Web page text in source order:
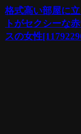
格式高い部屋に
トがセクシーな
スの女性